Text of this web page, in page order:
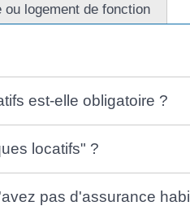
logement de fonction
est-elle obligatoire ?
locatifs" ?
pas d'assurance